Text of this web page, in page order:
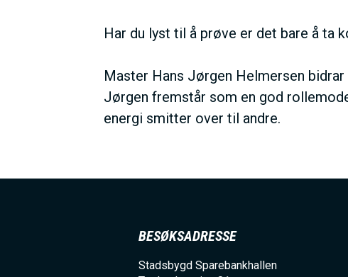
E
N
Har du lyst til å prøve er det bare å ta
Master Hans Jørgen Helmersen
Jørgen fremstår som en god
energi smitter over til andre.
BESØKSADRESSE
Stadsbygd Sparebankhallen